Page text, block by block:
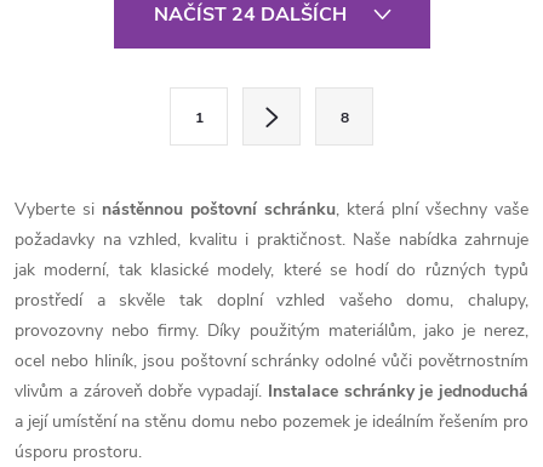
d
a
c
í
p
r
NAČÍST 24 DALŠÍCH
á
n
k
o
v
á
n
í
1 8
Vyberte si nástěnnou poštovní schránku, která plní všechny vaše
požadavky na vzhled, kvalitu i praktičnost. Naše nabídka zahrnuje
jak moderní, tak klasické modely, které se hodí do různých typů
prostředí a skvěle tak doplní vzhled vašeho domu, chalupy,
provozovny nebo firmy. Díky použitým materiálům, jako je nerez,
ocel nebo hliník, jsou poštovní schránky odolné vůči povětrnostním
vlivům a zároveň dobře vypadají. Instalace schránky je jednoduchá
a její umístění na stěnu domu nebo pozemek je ideálním řešením pro
úsporu prostoru.